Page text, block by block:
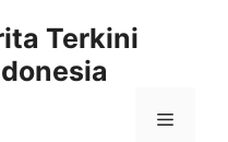
Terkini
Menu